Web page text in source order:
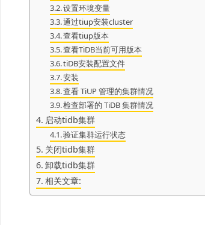
设置环境变量
通过tiup安装cluster
查看tiup版本
查看TiDB当前可用版本
tiDB安装配置文件
安装
查看 TiUP 管理的集群情况
检查部署的 TiDB 集群情况
启动tidb集群
验证集群运行状态
关闭tidb集群
卸载tidb集群
相关文章: